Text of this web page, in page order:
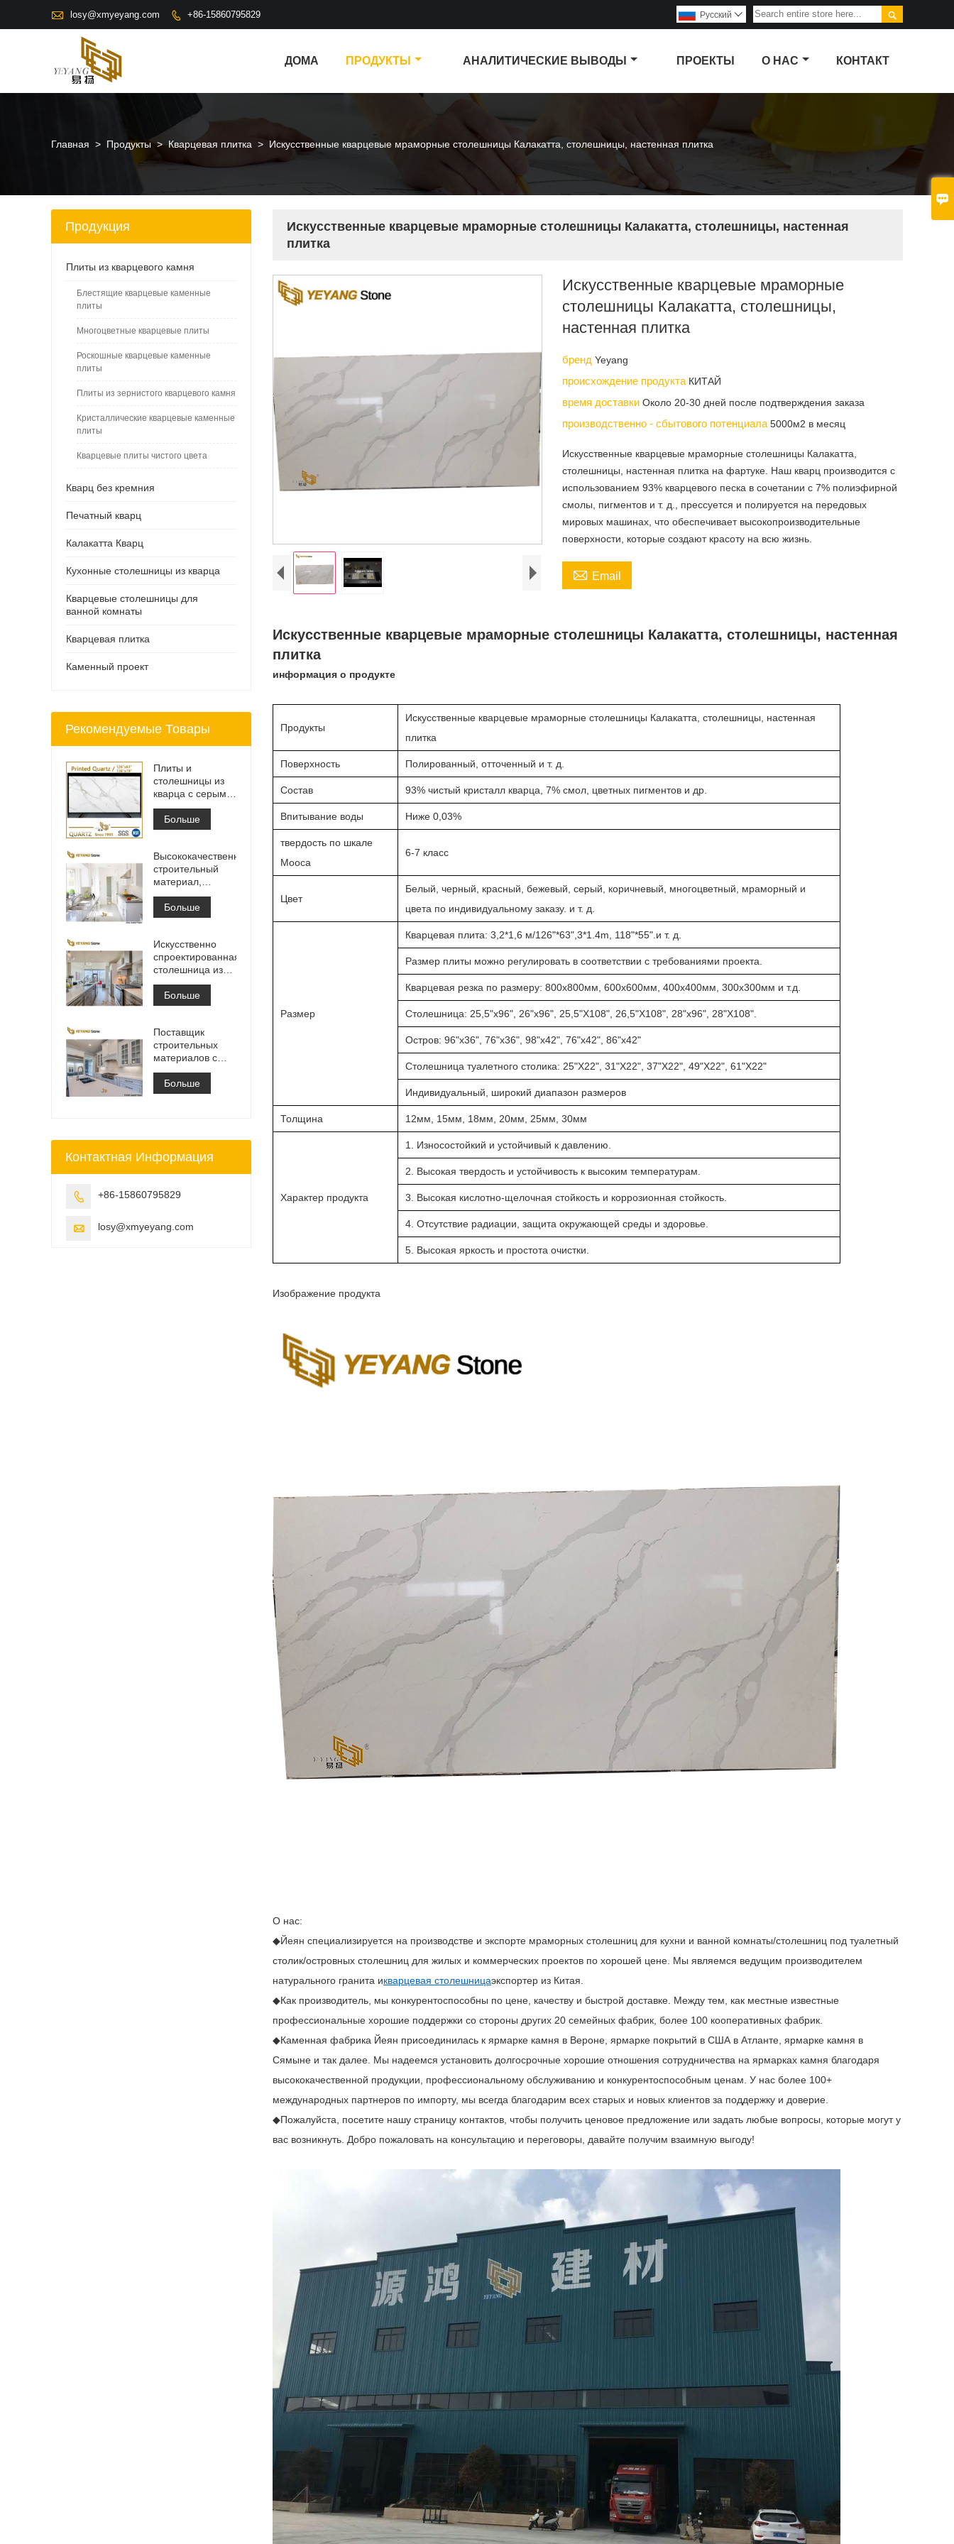

 losy@xmyeyang.com  +86-15860795829 
Pусский 
ДОМА ПРОДУКТЫ АНАЛИТИЧЕСКИЕ ВЫВОДЫ ПРОЕКТЫ О НАС КОНТАКТ
Главная > Продукты > Кварцевая плитка > Искусственные кварцевые мраморные столешницы Калакатта, столешницы, настенная плитка
Искусственные кварцевые мраморные столешницы Калакатта, столешницы, настенная
плитка
Искусственные кварцевые мраморные
столешницы Калакатта, столешницы,
настенная плитка
брендYeyang
происхождение продукта КИТАЙ
время доставкиОколо 20-30 дней после подтверждения заказа
производственно - сбытового потенциала5000м2 в месяц
Искусственные кварцевые мраморные столешницы Калакатта,
столешницы, настенная плитка на фартуке. Наш кварц производится с
использованием 93% кварцевого песка в сочетании с 7% полиэфирной
смолы, пигментов и т. д., прессуется и полируется на передовых
мировых машинах, что обеспечивает высокопроизводительные
поверхности, которые создают красоту на всю жизнь.
 Email
Искусственные кварцевые мраморные столешницы Калакатта, столешницы, настенная
плитка
информация о продукте
Продукты
Искусственные кварцевые мраморные столешницы Калакатта, столешницы, настенная
плитка
Поверхность Полированный, отточенный и т. д.
Состав 93% чистый кристалл кварца, 7% смол, цветных пигментов и др.
Впитывание воды Ниже 0,03%
твердость по шкале
Мооса
6-7 класс
Цвет
Белый, черный, красный, бежевый, серый, коричневый, многоцветный, мраморный и
цвета по индивидуальному заказу. и т. д.
Размер
Кварцевая плита: 3,2*1,6 м/126"*63",3*1.4m, 118"*55".и т. д.
Размер плиты можно регулировать в соответствии с требованиями проекта.
Кварцевая резка по размеру: 800х800мм, 600х600мм, 400х400мм, 300х300мм и т.д.
Столешница: 25,5"х96", 26"х96", 25,5"Х108", 26,5"Х108", 28"х96", 28"Х108".
Остров: 96"х36", 76"х36", 98"х42", 76"х42", 86"х42"
Столешница туалетного столика: 25"Х22", 31"Х22", 37"Х22", 49"Х22", 61"Х22"
Индивидуальный, широкий диапазон размеров
Толщина 12мм, 15мм, 18мм, 20мм, 25мм, 30мм
Характер продукта
1. Износостойкий и устойчивый к давлению.
2. Высокая твердость и устойчивость к высоким температурам.
3. Высокая кислотно-щелочная стойкость и коррозионная стойкость.
4. Отсутствие радиации, защита окружающей среды и здоровье.
5. Высокая яркость и простота очистки.
Изображение продукта
О нас:
◆Йеян специализируется на производстве и экспорте мраморных столешниц для кухни и ванной комнаты/столешниц под туалетный
столик/островных столешниц для жилых и коммерческих проектов по хорошей цене. Мы являемся ведущим производителем
натурального гранита икварцевая столешницаэкспортер из Китая.
◆Как производитель, мы конкурентоспособны по цене, качеству и быстрой доставке. Между тем, как местные известные
профессиональные хорошие поддержки со стороны других 20 семейных фабрик, более 100 кооперативных фабрик.
◆Каменная фабрика Йеян присоединилась к ярмарке камня в Вероне, ярмарке покрытий в США в Атланте, ярмарке камня в
Сямыне и так далее. Мы надеемся установить долгосрочные хорошие отношения сотрудничества на ярмарках камня благодаря
высококачественной продукции, профессиональному обслуживанию и конкурентоспособным ценам. У нас более 100+
международных партнеров по импорту, мы всегда благодарим всех старых и новых клиентов за поддержку и доверие.
◆Пожалуйста, посетите нашу страницу контактов, чтобы получить ценовое предложение или задать любые вопросы, которые могут у
вас возникнуть. Добро пожаловать на консультацию и переговоры, давайте получим взаимную выгоду!
Продукция
Плиты из кварцевого камня
Блестящие кварцевые каменные
плиты
Многоцветные кварцевые плиты
Роскошные кварцевые каменные
плиты
Плиты из зернистого кварцевого камня
Кристаллические кварцевые каменные
плиты
Кварцевые плиты чистого цвета
Кварц без кремния
Печатный кварц
Калакатта Кварц
Кухонные столешницы из кварца
Кварцевые столешницы для
ванной комнаты
Кварцевая плитка
Каменный проект
Рекомендуемые Товары
Плиты и
столешницы из
кварца с серыми
прожилками с
принтом | Кварц
с принтом по
PQ005
Больше
Высококачественный
строительный
материал,
каменная
напольная
плитка, светло-
проекты
Больше
Искусственно
спроектированная
столешница из
белого
кварцевого камня
Калакатта,
туалетного
столика и
рабочая плита
Больше
Поставщик
строительных
материалов с
твердой
поверхностью из
искусственного
Больше
Контактная Информация
 +86-15860795829
 losy@xmyeyang.com